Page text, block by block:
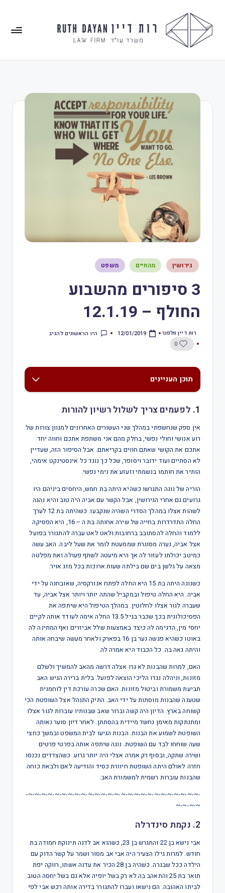
גירושין מהחיים משפט
3 סיפורים מהשבוע
החולף – 12.1.19
רות דיין וולפנר 12/01/2019
היו הראשונים להגיב
0
תוכן העניינים
1. לפעמים צריך לשלול רשיון להורות
אין ספק שנחשפתי במהלך שני העשורים האחרונים למגוון צורות של
רוע אנושי וחולי נפשי, בחלק מהם אני משתפת אתכם וחווה יחד
אתכם את הקושי שאתם חווים בקריאתם. אבל הסיפור הזה, שעדיין
לא הסתיים ועוד ידובר ויסופר, שכל כך נוגד כל אינסטינקט אימהי,
הותיר את חותמו בנשמתי וזעזע את נימי נפשי.
הוריה של נוגה התגרשו כשהיא היתה בת חמש, היחסים ביניהם היו
גרועים גם אחרי הגירושין, אבל הקשר עם אביה היה טוב והיא נהגה
לשהות אצלו במהלך הסדרי השהיה שנקבעו. כשהיתה בת 12 לערך
החלה התדרדרות בחייה של שירה אחותה בת ה – 16, היא הפסיקה
ללמוד והחלה להסתובב ברחובות ולאט לאט עברה להתגורר בפועל
אצל אביה, נערה מסוגרת שממעטת לומר את שעל ליבה. האב עשה
כמיטב יכולתו לעזור לה אך היא מיעטה לשתף פעולה ואת מפלטה
מצאה על גלשן בים שם בילתה שעות ארוכות בכל מזג אויר.
כשנוגה היתה בת 15 היא החלה לפתח אנורקסיה, שאובחנה על ידי
אביה. היא החלה טיפול ובמקביל שהתה יותר ויותר אצל אביה, עד
שעברה לגור אצלו לחלוטין. במהלך הטיפול היא שיתפה את
הפסיכולוגית בכך שכבר בגיל 13.5 החלה אימה לעודד אותה לקיים
יחסי מין, הדגימה לה כיצד באמצעות שלל אביזרים ואף המתינה לה
באוטו כשהיא פגשה נער בן 16 בפארק ולאחר מעשה שיבחה אותה
והיתה גאה בה. כל הכבוד היא אמרה לה.
האם, למרות שהבנות לא גרו אצלה דרשה מהאב להמשיך ולשלם
מזונות, וניהלה נגדו הליכי הוצאה לפועל. בלית ברירה הגיש האב
תביעת משמורת וביטול מזונות. האם שכרה עורכת דין לוחמנית
שטענה שהבנות מוסתות על ידי האב. התיק התנהל אצל השופטת הכי
קשוחה בארץ. הדיון היה קשה וברור שאב שבנותיו עוברות לגור אצלו
ומתנתקות מאימן נחשד מיידית בהסתתן. לאחר דיון סוער נאותה
השופטת לשמוע את הבנות. הבנות הגיעו לבית המשפט ובמשך כחצי
שעה שוחחו לבד עם השופטת. נוגה שיתפה אותה בפרטי פרטים
ושירה שתקה, ובסוף רק אמרה אצלי היה יותר גרוע. כשהצדדים נכנסו
חזרה לאולם היתה השופטת חיוורת כסיד והודיעה לאם ולבאת כוחה
שהבנות עוברות רשמית למשמורת האב.
-~-~-~-~-~-~-~-~-~-~-~-~-~-~-~-~-~-~-~-~-~-~-~-~-~-~-
~-~-~-~
2. נקמת סינדרלה
אבי נישא בן 22 והתגרש בן 23, כשהוא אב לדנה תינוקת חמודה בת
חודש. למרות גילו הצעיר היה אבי אב מסור ושמר על קשר הדוק עם
הילדה ככל שבגרה. כשהיה בן 28 הכיר את עדנה אשתו, רווקה יפת
תואר בת 25 והתאהב בה לא רק בשל יופיה אלא גם בשל יחסה הטוב
לביתו האהובה. הם נישאו ועברו להתגורר בדירה אותה רכש אבי לפי